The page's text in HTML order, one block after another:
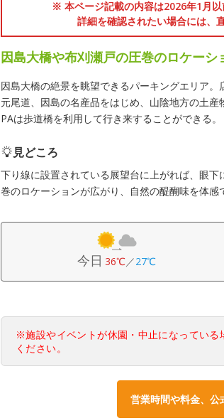
※ 本ページ記載の内容は2026年1月以
詳細を確認されたい場合には、
因島大橋や布刈瀬戸の圧巻のロケーシ
因島大橋の絶景を眺望できるパーキングエリア
元尾道、因島の名産品をはじめ、山陰地方の土
PAは歩道橋を利用して行き来することができる。
見どころ
下り線に設置されている展望台に上がれば、眼
巻のロケーションが広がり、自然の醍醐味を体感
今日 36℃／27℃
※施設やイベントが休園・中止になってい
ください。
営業時間や料金、公